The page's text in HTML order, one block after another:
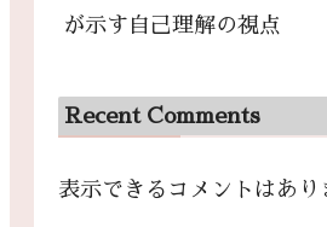
が示す自己理解の視点
Recent Comments
表示できるコメントはあり